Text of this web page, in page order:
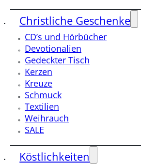
Christliche Geschenke
CD’s und Hörbücher
Devotionalien
Gedeckter Tisch
Kerzen
Kreuze
Schmuck
Textilien
Weihrauch
SALE
Köstlichkeiten